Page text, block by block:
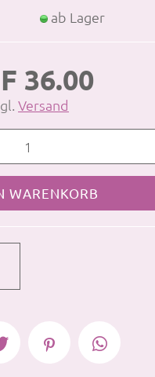
ab Lager
36.00
Versand